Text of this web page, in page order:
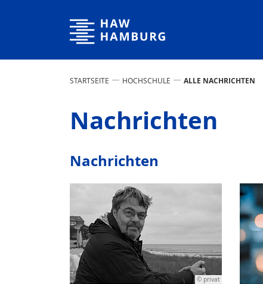
Hochschule für Angewandte Wissenschaften Hamburg
STARTSEITE HOCHSCHULE ALLE NACHRICHTEN
Nachrichten
Nachrichten
© privat